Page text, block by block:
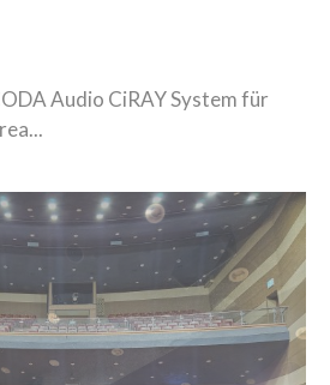
Audio CiRAY System für